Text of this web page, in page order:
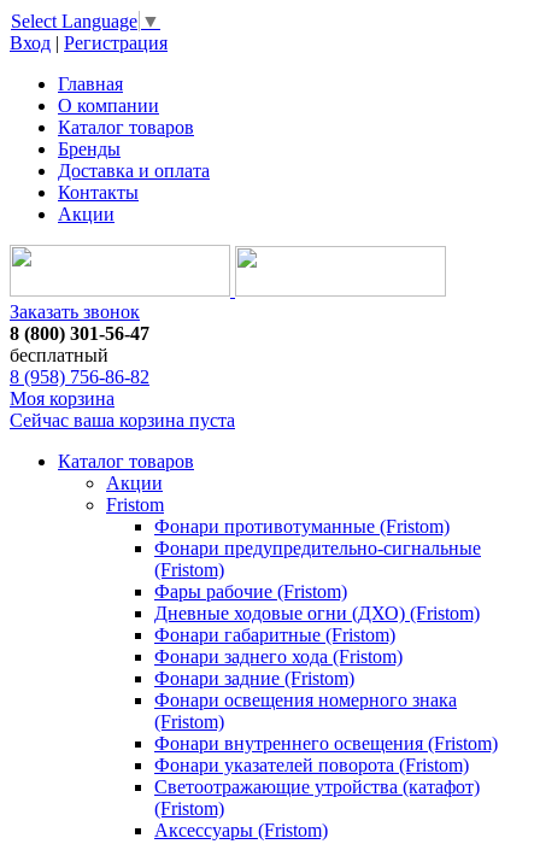
Select Language ▼
Вход | Регистрация
Главная
О компании
Каталог товаров
Бренды
Доставка и оплата
Контакты
Акции
Заказать звонок
8 (800) 301-56-47
бесплатный
8 (958) 756-86-82
Моя корзина
Сейчас ваша корзина пуста
Каталог товаров
Акции
Fristom
Фонари противотуманные (Fristom)
Фонари предупредительно-сигнальные
(Fristom)
Фары рабочие (Fristom)
Дневные ходовые огни (ДХО) (Fristom)
Фонари габаритные (Fristom)
Фонари заднего хода (Fristom)
Фонари задние (Fristom)
Фонари освещения номерного знака
(Fristom)
Фонари внутреннего освещения (Fristom)
Фонари указателей поворота (Fristom)
Светоотражающие утройства (катафот)
(Fristom)
Аксессуары (Fristom)